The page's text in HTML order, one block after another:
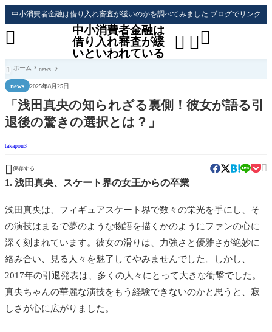
中小消費者金融は借り入れ審査が緩いのかを調べてみました ブログでリンク
中小消費者金融は
借り入れ審査が緩
いといわれている
 

 ホーム news
news 2025年8月25日
「浅田真央の知られざる裏側！彼女が語る引
退後の驚きの選択とは？」
takapon3
 保存する 
1. 浅田真央、スケート界の女王からの卒業
浅田真央は、フィギュアスケート界で数々の栄光を手にし、そ
の演技はまるで夢のような物語を描くかのようにファンの心に
深く刻まれています。彼女の滑りは、力強さと優雅さが絶妙に
絡み合い、見る人々を魅了してやみませんでした。しかし、
2017年の引退発表は、多くの人々にとって大きな衝撃でした。
真央ちゃんの華麗な演技をもう経験できないのかと思うと、寂
しさが心に広がりました。